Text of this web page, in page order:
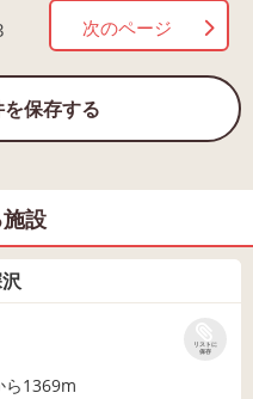
次のページ
保存する
設
リストに
保存
ら1369m